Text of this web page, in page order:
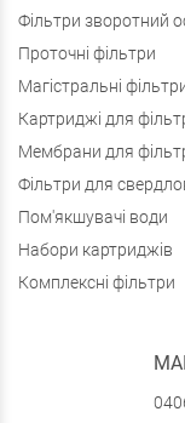
Фільтри зворотний
Проточні фільтри
Магістральні
Картриджі для
Мембрани для
Фільтри для
Пом'якшувачі води
Набори картриджів
Комплексні фільтри